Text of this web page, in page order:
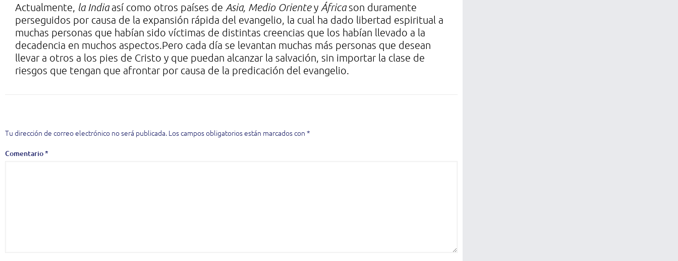
Actualmente, la Indiaasí como otros países de Asia, Medio Orientey Áfricason duramente
perseguidos por causa de la expansión rápida del evangelio, la cual ha dado libertad espiritual a
muchas personas que habían sido víctimas de distintas creencias que los habían llevado a la
decadencia en muchos aspectos.Pero cada día se levantan muchas más personas que desean
llevar a otros a los pies de Cristo y que puedan alcanzar la salvación, sin importar la clase de
riesgos que tengan que afrontar por causa de la predicación del evangelio.
Tu dirección de correo electrónico no será publicada. Los campos obligatorios están marcados con *
Comentario*